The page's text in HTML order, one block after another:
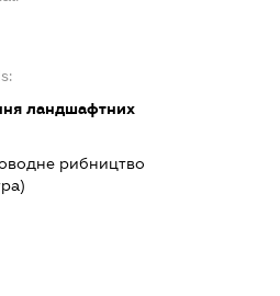
ландшафтних
рибництво